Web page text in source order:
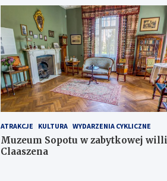
ATRAKCJE KULTURA WYDARZENIA CYKLICZNE
Muzeum Sopotu w zabytkowej willi
Claaszena